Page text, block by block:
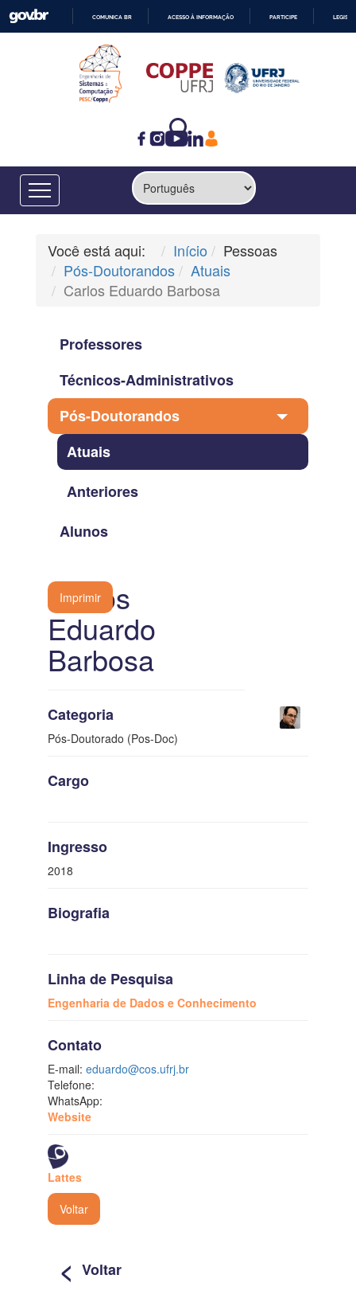
CONTEÚDO
COMUNICA BR ACESSO À INFORMAÇÃO PARTICIPE
Você está aqui: Início
Pessoas
Pós-Doutorandos
Atuais
Carlos Eduardo Barbosa
Professores
Técnicos-Administrativos
Pós-Doutorandos
Atuais
Anteriores
Alunos
Imprimir
Carlos
Eduardo
Barbosa
Categoria
Pós-Doutorado (Pos-Doc)
Cargo
Ingresso
2018
Biografia
Linha de Pesquisa
Engenharia de Dados e Conhecimento
Contato
E-mail: eduardo@cos.ufrj.br
Telefone:
WhatsApp:
Website
Lattes
Voltar
< Voltar